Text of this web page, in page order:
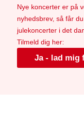
Nye koncerter er på
nyhedsbrev, så får
julekoncerter i det
Tilmeld dig her:
Ja - lad mig